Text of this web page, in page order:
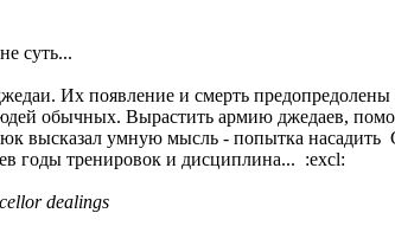
суть...
Их появление и смерть
обычных. Вырастить армию джедаев,
высказал умную мысль - попытка
годы тренировок и дисциплина... :excl:
dealings